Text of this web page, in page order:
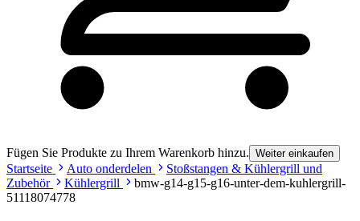
Fügen Sie Produkte zu Ihrem Warenkorb hinzu. Weiter einkaufen
Startseite Auto onderdelen
Stoßstangen & Kühlergrill und
Zubehör
Kühlergrill
bmw-g14-g15-g16-unter-dem-kuhlergrill-
51118074778